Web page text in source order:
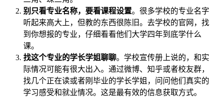
别只看专业名称，要看课程设置。很多学校的专业名字
听起来高大上，但教的东西很陈旧。去学校的官网，找
到你想报的专业，仔细看看他们大学四年到底学什么
课。
找这个专业的学长学姐聊聊。学校宣传册上说的，和实
际情况可能有很大出入。通过微博、知乎或者校友群，
找几个正在读或者刚毕业的学长学姐，问问他们真实的
学习感受和就业情况。这是最有效的信息获取方式。